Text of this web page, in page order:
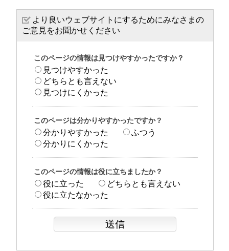
より良いウェブサイトにするためにみなさまの
ご意見をお聞かせください
このページの情報は見つけやすかったですか？
見つけやすかった
どちらとも言えない
見つけにくかった
このページは分かりやすかったですか？
分かりやすかった
ふつう
分かりにくかった
このページの情報は役に立ちましたか？
役に立った
どちらとも言えない
役に立たなかった